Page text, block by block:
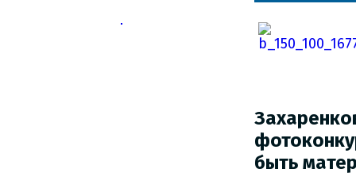
быть